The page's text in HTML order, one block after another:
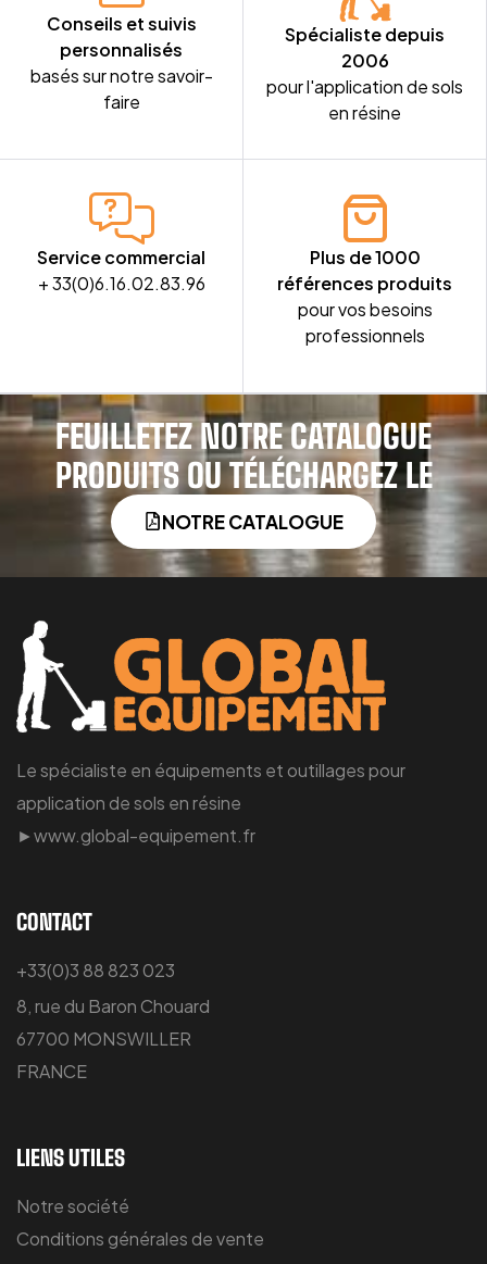
Conseils et suivis
personnalisés
basés sur notre savoir-
faire
Spécialiste depuis
2006
pour l'application de sols
en résine
Service commercial
+ 33(0)6.16.02.83.96
Plus de 1000
références produits
pour vos besoins
professionnels
FEUILLETEZ NOTRE CATALOGUE
PRODUITS OU TÉLÉCHARGEZ LE
NOTRE CATALOGUE
Le spécialiste en équipements et outillages pour
application de sols en résine
►www.global-equipement.fr
CONTACT
+33(0)3 88 823 023
8, rue du Baron Chouard
67700 MONSWILLER
FRANCE
LIENS UTILES
Notre société
Conditions générales de vente